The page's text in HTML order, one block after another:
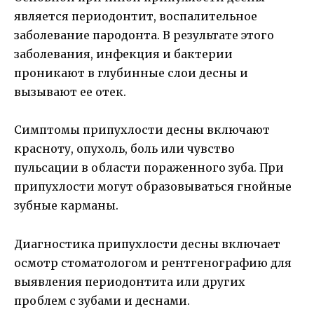
является периодонтит, воспалительное
заболевание пародонта. В результате этого
заболевания, инфекция и бактерии
проникают в глубинные слои десны и
вызывают ее отек.
Симптомы припухлости десны включают
красноту, опухоль, боль или чувство
пульсации в области пораженного зуба. При
припухлости могут образовываться гнойные
зубные карманы.
Диагностика припухлости десны включает
осмотр стоматологом и рентгенографию для
выявления периодонтита или других
проблем с зубами и деснами.